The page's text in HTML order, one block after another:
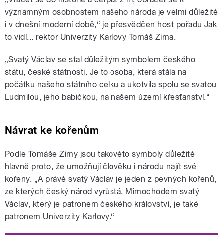
významným osobnostem našeho národa je velmi důležité
i v dnešní moderní době,“ je přesvědčen host pořadu Jak
to vidí... rektor Univerzity Karlovy Tomáš Zima.
„Svatý Václav se stal důležitým symbolem českého
státu, české státnosti. Je to osoba, která stála na
počátku našeho státního celku a ukotvila spolu se svatou
Ludmilou, jeho babičkou, na našem území křesťanství.“
Návrat ke kořenům
Podle Tomáše Zimy jsou takovéto symboly důležité
hlavně proto, že umožňují člověku i národu najít své
kořeny. „A právě svatý Václav je jeden z pevných kořenů,
ze kterých český národ vyrůstá. Mimochodem svatý
Václav, který je patronem českého království, je také
patronem Univerzity Karlovy.“